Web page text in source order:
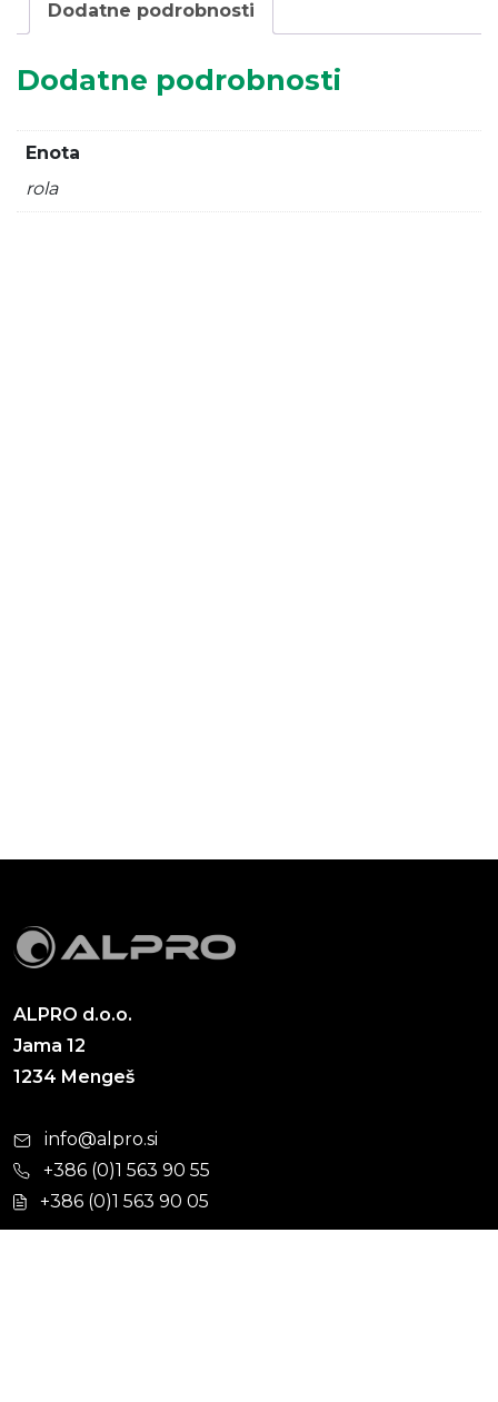
Dodatne podrobnosti
Dodatne podrobnosti
Enota
rola
ALPRO d.o.o.
Jama 12
1234 Mengeš
info@alpro.si
+386 (0)1 563 90 55
+386 (0)1 563 90 05